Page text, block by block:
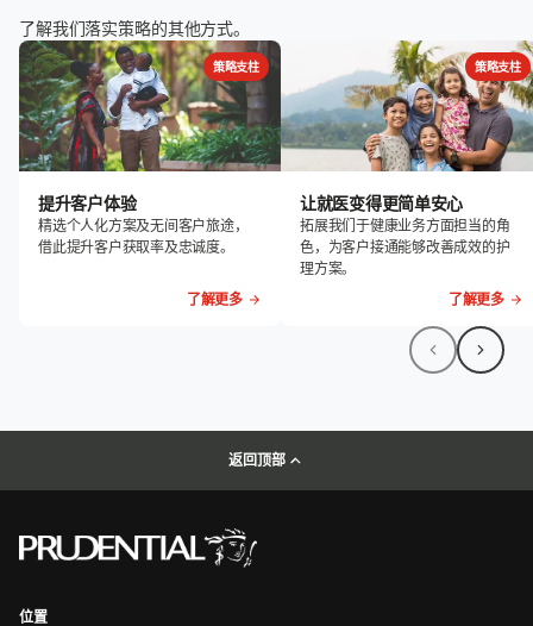
了解我们落实策略的其他方式。
策略支柱
提升客户体验
精选个人化方案及无间客户旅途，
借此提升客户获取率及忠诚度。
了解更多
策略支柱
让就医变得更简单安心
拓展我们于健康业务方面担当的角
色，为客户接通能够改善成效的护
理方案。
了解更多
返回顶部
位置